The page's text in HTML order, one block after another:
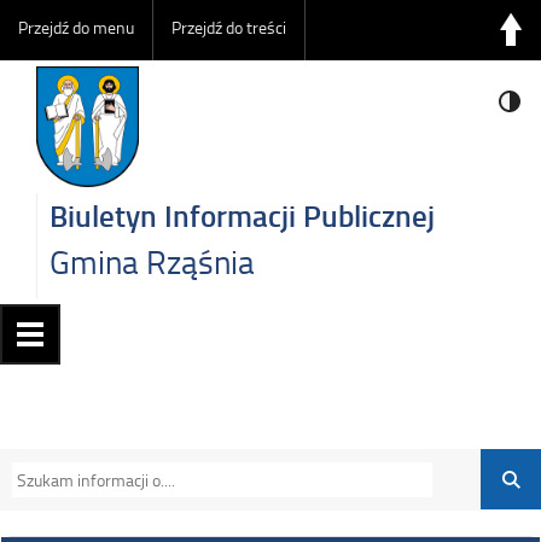
Przejdź do menu Przejdź do treści
Biuletyn Informacji Publicznej
Gmina Rząśnia